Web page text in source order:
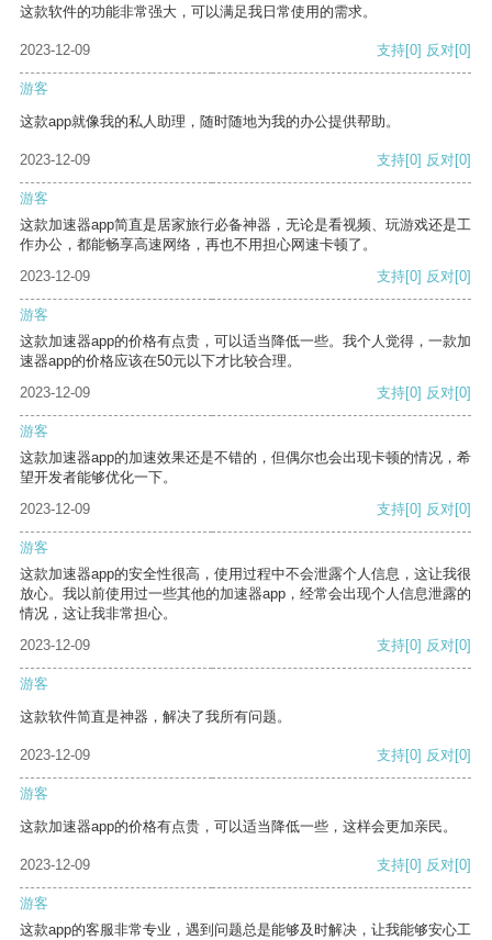
这款软件的功能非常强大，可以满足我日常使用的需求。
2023-12-09 支持[0] 反对[0]
游客
这款app就像我的私人助理，随时随地为我的办公提供帮助。
2023-12-09 支持[0] 反对[0]
游客
这款加速器app简直是居家旅行必备神器，无论是看视频、玩游戏还是工
作办公，都能畅享高速网络，再也不用担心网速卡顿了。
2023-12-09
支持[0] 反对[0]
游客
这款加速器app的价格有点贵，可以适当降低一些。我个人觉得，一款加
速器app的价格应该在50元以下才比较合理。
2023-12-09
支持[0] 反对[0]
游客
这款加速器app的加速效果还是不错的，但偶尔也会出现卡顿的情况，希
望开发者能够优化一下。
2023-12-09
支持[0] 反对[0]
游客
这款加速器app的安全性很高，使用过程中不会泄露个人信息，这让我很
放心。我以前使用过一些其他的加速器app，经常会出现个人信息泄露的
情况，这让我非常担心。
2023-12-09
支持[0] 反对[0]
游客
这款软件简直是神器，解决了我所有问题。
2023-12-09 支持[0] 反对[0]
游客
这款加速器app的价格有点贵，可以适当降低一些，这样会更加亲民。
2023-12-09 支持[0] 反对[0]
游客
这款app的客服非常专业，遇到问题总是能够及时解决，让我能够安心工